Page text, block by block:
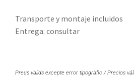
Transporte y montaje incluidos
Entrega: consultar
Preus vàlids excepte error tipogràfic / Precios